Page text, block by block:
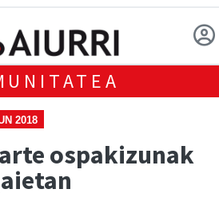
2018
ospakizunak